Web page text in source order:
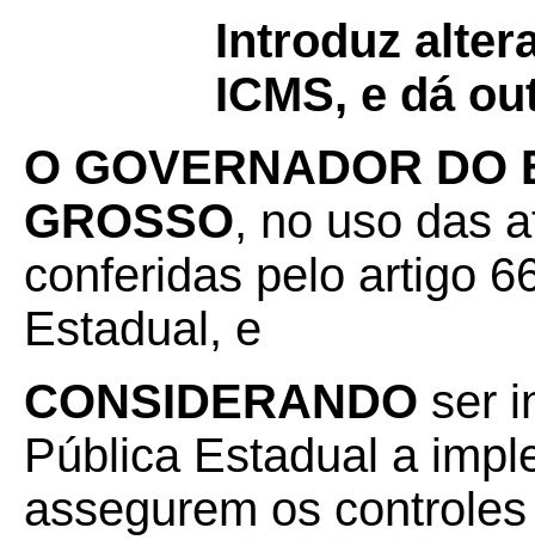
Introduz
ICMS, e dá
O GOVERNADOR DO
GROSSO, no uso das
conferidas pelo artigo
Estadual, e
CONSIDERANDO ser
Pública Estadual a
assegurem os